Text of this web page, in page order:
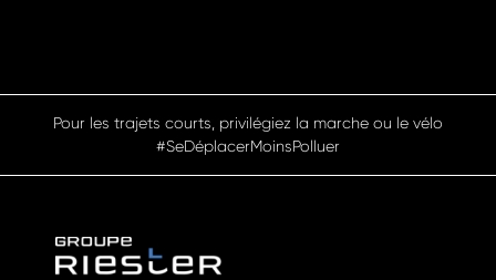
Pour les trajets courts, privilégiez la marche ou le vélo
#SeDéplacerMoinsPolluer